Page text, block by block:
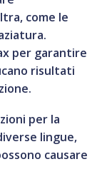
come le
per garantire
risultati
per la
lingue,
causare